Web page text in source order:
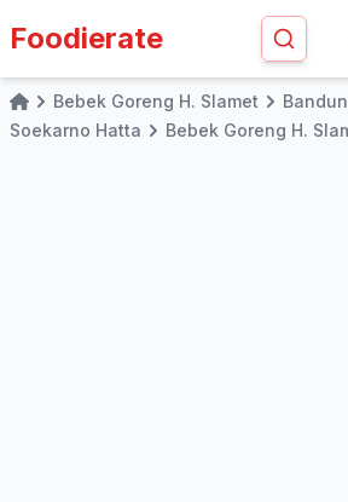
Foodierate
HomeBebek Goreng H. Slamet
Soekarno Hatta
Bebek Goreng H.